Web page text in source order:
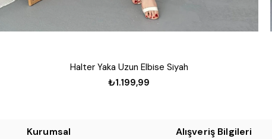
Halter Yaka Uzun Elbise Siyah
₺1.199,99
Kurumsal Alışveriş Bilgileri